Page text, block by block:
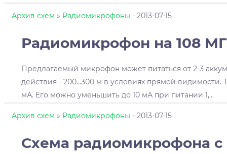
Архив схем » Радиомикрофоны - 2013-07-15
Радиомикрофон на 108
Предлагаемый микрофон может питаться от 2-3
действия - 200...300 м в условиях прямой видимости.
мА. Его можно уменьшить до 10 мА при питании 1,...
Архив схем » Радиомикрофоны - 2013-07-15
Схема радиомикрофона с